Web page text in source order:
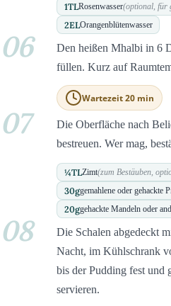
1TLRosenwasser(optional, für
2ELOrangenblütenwasser
06
Den heißen Mhalbi in 6
füllen. Kurz auf
Wartezeit 20 min
07
Die Oberfläche nach
bestreuen. Wer mag,
¼TLZimt(zum Bestäuben,
30ggemahlene oder gehackte
20ggehackte Mandeln oder
08
Die Schalen abgedeckt
Nacht, im Kühlschrank
bis der Pudding fest und
servieren.